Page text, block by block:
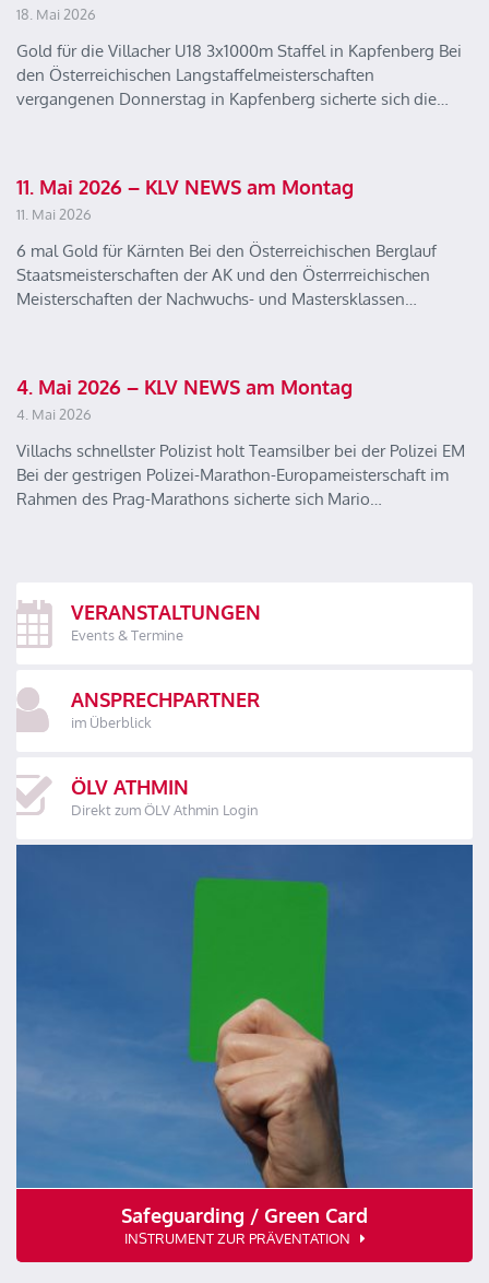
18. Mai 2026
Gold für die Villacher U18 3x1000m Staffel in Kapfenberg Bei
den Österreichischen Langstaffelmeisterschaften
vergangenen Donnerstag in Kapfenberg sicherte sich die…
11. Mai 2026 – KLV NEWS am Montag
11. Mai 2026
6 mal Gold für Kärnten Bei den Österreichischen Berglauf
Staatsmeisterschaften der AK und den Österrreichischen
Meisterschaften der Nachwuchs- und Mastersklassen…
4. Mai 2026 – KLV NEWS am Montag
4. Mai 2026
Villachs schnellster Polizist holt Teamsilber bei der Polizei EM
Bei der gestrigen Polizei-Marathon-Europameisterschaft im
Rahmen des Prag-Marathons sicherte sich Mario…
VERANSTALTUNGEN
Events & Termine
ANSPRECHPARTNER
im Überblick
ÖLV ATHMIN
Direkt zum ÖLV Athmin Login
Safeguarding / Green Card
INSTRUMENT ZUR PRÄVENTATION